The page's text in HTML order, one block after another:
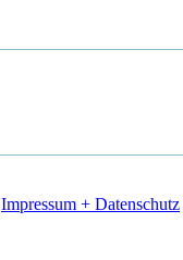
Impressum + Datenschutz